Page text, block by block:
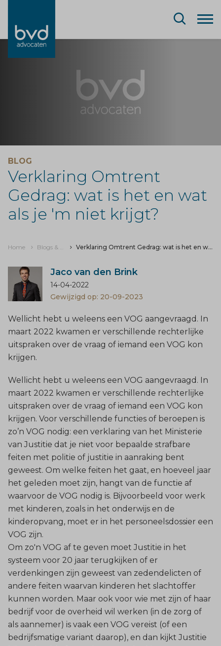
BLOG
Verklaring Omtrent
Gedrag: wat is het en wat
als je 'm niet krijgt?
Home Verklaring Omtrent Gedrag: wat is het en wat als je 'm niet krijgt?
Jaco van den Brink
14-04-2022
Gewijzigd op: 20-09-2023
Wellicht hebt u weleens een VOG aangevraagd. In
maart 2022 kwamen er verschillende rechterlijke
uitspraken over de vraag of iemand een VOG kon
krijgen.
Wellicht hebt u weleens een VOG aangevraagd. In
maart 2022 kwamen er verschillende rechterlijke
uitspraken over de vraag of iemand een VOG kon
krijgen. Voor verschillende functies of beroepen is
zo’n VOG nodig: een verklaring van het Ministerie
van Justitie dat je niet voor bepaalde strafbare
feiten met politie of justitie in aanraking bent
geweest. Om welke feiten het gaat, en hoeveel jaar
het geleden moet zijn, hangt van de functie af
waarvoor de VOG nodig is. Bijvoorbeeld voor werk
met kinderen, zoals in het onderwijs en de
kinderopvang, moet er in het personeelsdossier een
VOG zijn.
Om zo'n VOG af te geven moet Justitie in het
systeem voor 20 jaar terugkijken of er
verdenkingen zijn geweest van zedendelicten of
andere feiten waarvan kinderen het slachtoffer
kunnen worden. Maar ook voor wie met zijn of haar
bedrijf voor de overheid wil werken (in de zorg of
als aannemer) is vaak een VOG vereist (of een
bedrijfsmatige variant daarop), en dan kijkt Justitie